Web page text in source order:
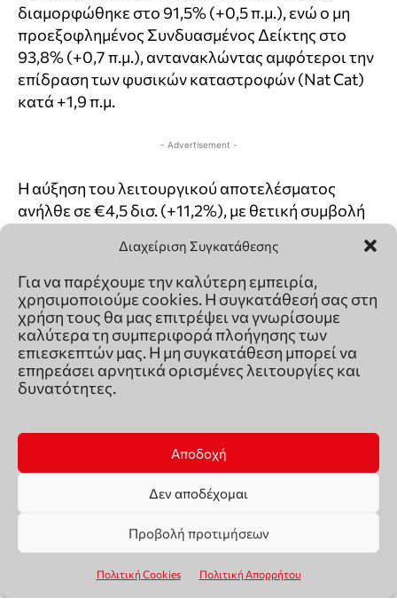
Διαχείριση Συγκατάθεσης
Για να παρέχουμε την καλύτερη εμπειρία,
χρησιμοποιούμε cookies. Η συγκατάθεσή σας στη
χρήση τους θα μας επιτρέψει να γνωρίσουμε
καλύτερα τη συμπεριφορά πλοήγησης των
επιεσκεπτών μας. Η μη συγκατάθεση μπορεί να
επηρεάσει αρνητικά ορισμένες λειτουργίες και
δυνατότητες.
Αποδοχή
Δεν αποδέχομαι
Προβολή προτιμήσεων
Πολιτική Cookies Πολιτική Απορρήτου